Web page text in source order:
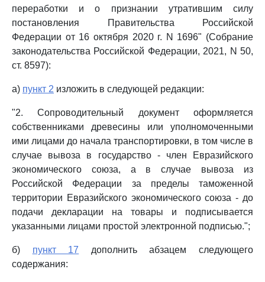
переработки и о признании утратившим силу
постановления Правительства Российской
Федерации от 16 октября 2020 г. N 1696" (Собрание
законодательства Российской Федерации, 2021, N 50,
ст. 8597):
а) пункт 2 изложить в следующей редакции:
"2. Сопроводительный документ оформляется
собственниками древесины или уполномоченными
ими лицами до начала транспортировки, в том числе в
случае вывоза в государство - член Евразийского
экономического союза, а в случае вывоза из
Российской Федерации за пределы таможенной
территории Евразийского экономического союза - до
подачи декларации на товары и подписывается
указанными лицами простой электронной подписью.";
б) пункт 17 дополнить абзацем следующего
содержания: